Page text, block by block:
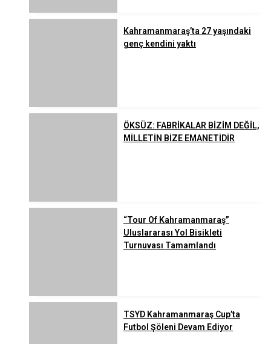
Kahramanmaraş’ta 27 yaşındaki
genç kendini yaktı
ÖKSÜZ: FABRİKALAR BİZİM DEĞİL,
MİLLETİN BİZE EMANETİDİR
“Tour Of Kahramanmaraş”
Uluslararası Yol Bisikleti
Turnuvası Tamamlandı
TSYD Kahramanmaraş Cup’ta
Futbol Şöleni Devam Ediyor